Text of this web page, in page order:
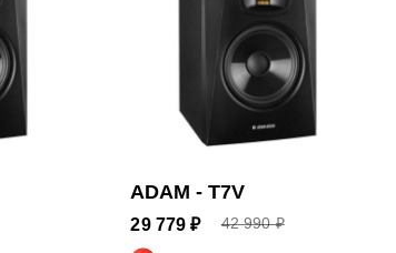
ADAM - T7V
29 779 ₽ 42 990 ₽